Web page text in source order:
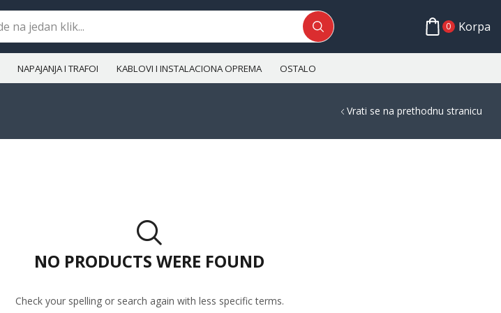
0 Korpa
NAPAJANJA I TRAFOI KABLOVI I INSTALACIONA OPREMA OSTALO
Vrati se na prethodnu stranicu
NO PRODUCTS WERE FOUND
Check your spelling or search again with less specific terms.